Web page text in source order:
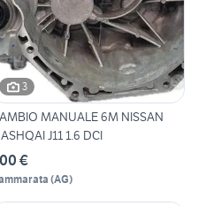
3
MANUALE 6M NISSAN
J11 1.6 DCI
€
(AG)